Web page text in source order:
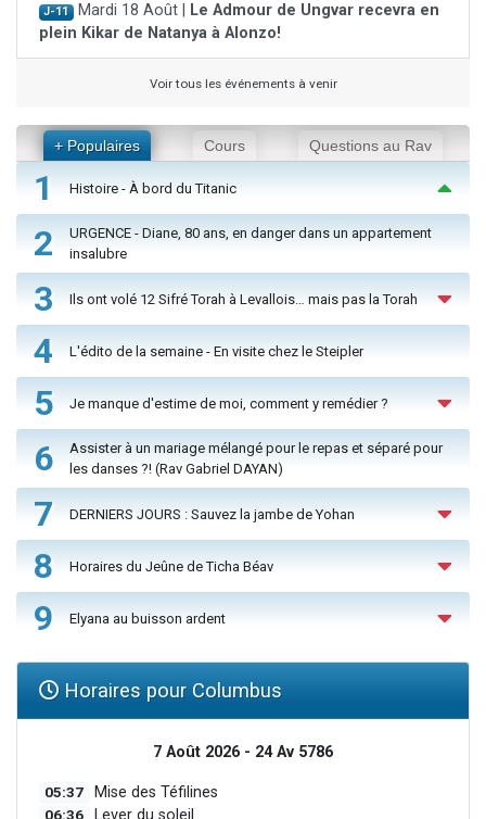
J-11 Mardi 18 Août |
Le Admour de Ungvar recevra en
plein Kikar de Natanya à Alonzo!
Voir tous les événements à venir
+ Populaires Cours Questions au Rav
1 Histoire - À bord du Titanic
2
URGENCE - Diane, 80 ans, en danger dans un appartement
insalubre
3 Ils ont volé 12 Sifré Torah à Levallois… mais pas la Torah
4 L'édito de la semaine - En visite chez le Steipler
5 Je manque d'estime de moi, comment y remédier ?
6
Assister à un mariage mélangé pour le repas et séparé pour
les danses ?! (Rav Gabriel DAYAN)
7 DERNIERS JOURS : Sauvez la jambe de Yohan
8 Horaires du Jeûne de Ticha Béav
9 Elyana au buisson ardent
Horaires pour Columbus
7 Août 2026 - 24 Av 5786
05:37 Mise des Téfilines
06:36